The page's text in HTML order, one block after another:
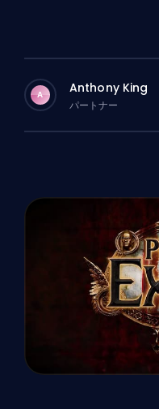
A Anthony King
パートナー